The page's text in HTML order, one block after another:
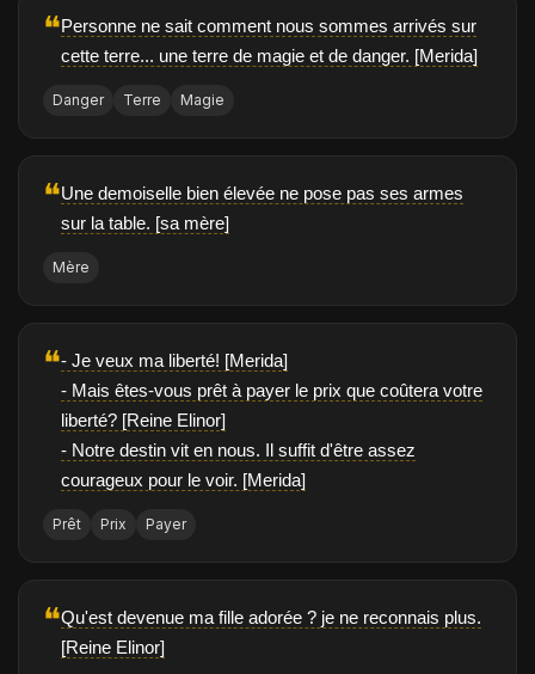
❝Personne ne sait comment nous sommes arrivés sur
cette terre... une terre de magie et de danger. [Merida]
Danger Terre Magie
❝Une demoiselle bien élevée ne pose pas ses armes
sur la table. [sa mère]
Mère
❝- Je veux ma liberté! [Merida]
- Mais êtes-vous prêt à payer le prix que coûtera votre
liberté? [Reine Elinor]
- Notre destin vit en nous. Il suffit d'être assez
courageux pour le voir. [Merida]
Prêt Prix Payer
❝Qu'est devenue ma fille adorée ? je ne reconnais plus.
[Reine Elinor]